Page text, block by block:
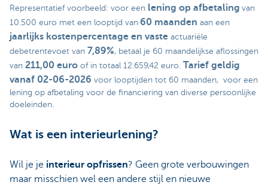
Representatief voorbeeld: voor een lening op afbetaling van
10.500 euro met een looptijd van 60 maanden aan een
jaarlijks kostenpercentage en vaste actuariële
debetrentevoet van 7,89%, betaal je 60 maandelijkse aflossingen
van 211,00 euro of in totaal 12.659,42 euro. Tarief geldig
vanaf 02-06-2026 voor looptijden tot 60 maanden, voor een
lening op afbetaling voor de financiering van diverse persoonlijke
doeleinden.
Wat is een interieurlening?
Wil je je interieur opfrissen? Geen grote verbouwingen
maar misschien wel een andere stijl en nieuwe